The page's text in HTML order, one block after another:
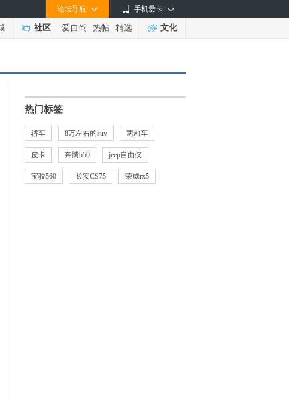
手机爱卡
论坛导航
社区 爱自驾 热帖 精选 文化
热门标签
轿车 8万左右的suv 两厢车
皮卡 奔腾b50 jeep自由侠
宝骏560 长安CS75 荣威rx5